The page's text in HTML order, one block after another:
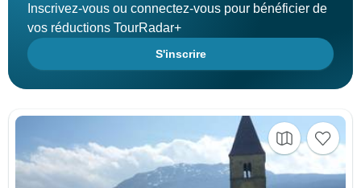
Inscrivez-vous ou connectez-vous pour bénéficier de
vos réductions TourRadar+
S'inscrire